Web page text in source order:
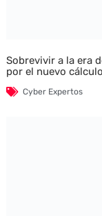
Sobrevivir a la era
por el nuevo
Cyber Expertos